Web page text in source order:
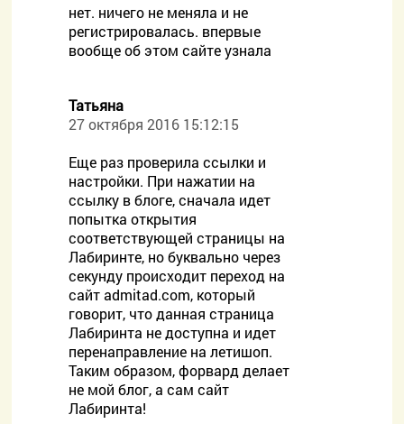
нет. ничего не меняла и не
регистрировалась. впервые
вообще об этом сайте узнала
Татьяна
27 октября 2016 15:12:15
Еще раз проверила ссылки и
настройки. При нажатии на
ссылку в блоге, сначала идет
попытка открытия
соответствующей страницы на
Лабиринте, но буквально через
секунду происходит переход на
сайт admitad.com, который
говорит, что данная страница
Лабиринта не доступна и идет
перенаправление на летишоп.
Таким образом, форвард делает
не мой блог, а сам сайт
Лабиринта!